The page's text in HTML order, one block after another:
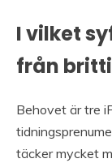
I vilket
från
Behovet är tre
täcker mycket